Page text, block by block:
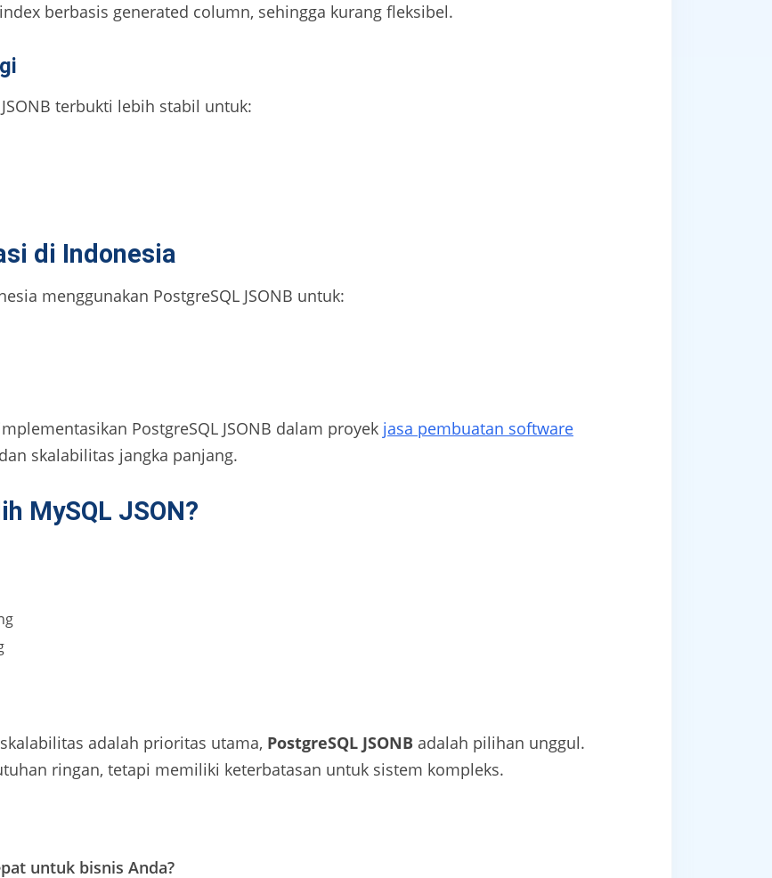
berbasis generated column, sehingga kurang fleksibel.
terbukti lebih stabil untuk:
di Indonesia
menggunakan PostgreSQL JSONB untuk:
PostgreSQL JSONB dalam proyek jasa pembuatan software
skalabilitas jangka panjang.
MySQL JSON?
adalah prioritas utama, PostgreSQL JSONB adalah pilihan unggul.
ringan, tetapi memiliki keterbatasan untuk sistem kompleks.
untuk bisnis Anda?